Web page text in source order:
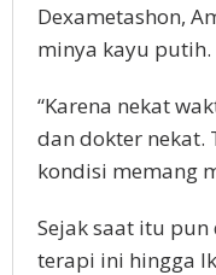
Dexametashon,
minya kayu putih.
“Karena nekat
dan dokter nekat.
kondisi memang
Sejak saat itu
terapi ini hingga